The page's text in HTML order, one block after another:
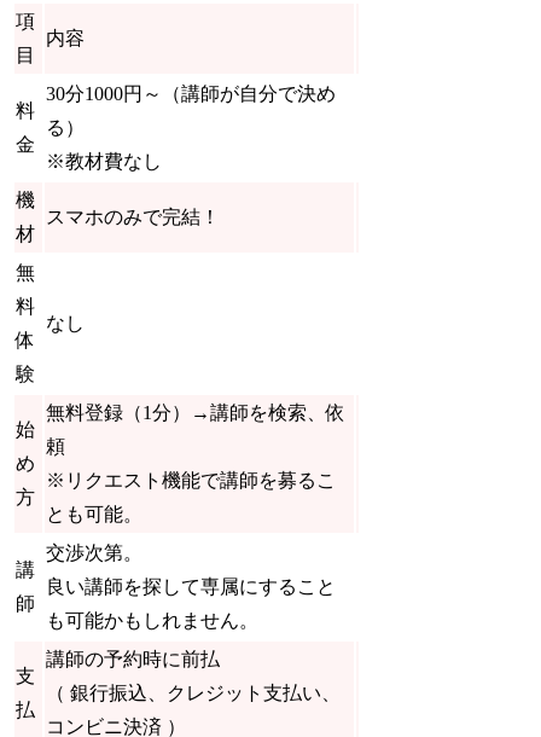
項
目
内容
料
金
30分1000円～（講師が自分で決め
る ）
※教材費なし
機
材
スマホのみで完結！
無
料
体
験
なし
始
め
方
無料登録（1分）→講師を検索、依
頼
※リクエスト機能で講師を募るこ
とも可能。
講
師
交渉次第。
良い講師を探して専属にすること
も可能かもしれません。
支
払
講師の予約時に前払
（ 銀行振込、クレジット支払い、
コンビニ決済 ）